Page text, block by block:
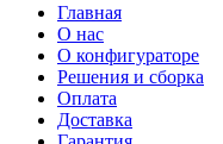
Главная
О нас
О конфигураторе
Решения и сборка
Оплата
Доставка